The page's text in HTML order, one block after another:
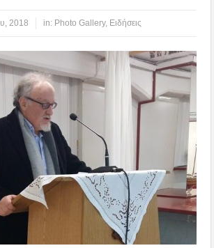
2018 in: Photo Gallery, Ειδήσεις